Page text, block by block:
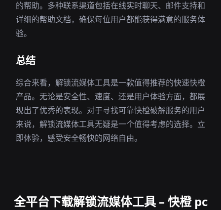
的帮助。多种联系渠道包括在线实时聊天、邮件支持和
详细的帮助文档，确保每位用户都能获得满意的服务体
验。
总结
综合来看，解锁流媒体工具是一款值得推荐的快速快橙
产品。无论是安全性、速度、还是用户体验方面，都展
现出了优秀的表现。对于寻找可靠快橙破解服务的用户
来说，解锁流媒体工具无疑是一个值得考虑的选择。立
即体验，感受安全畅快的网络自由。
全平台下载解锁流媒体工具 – 快橙 pc